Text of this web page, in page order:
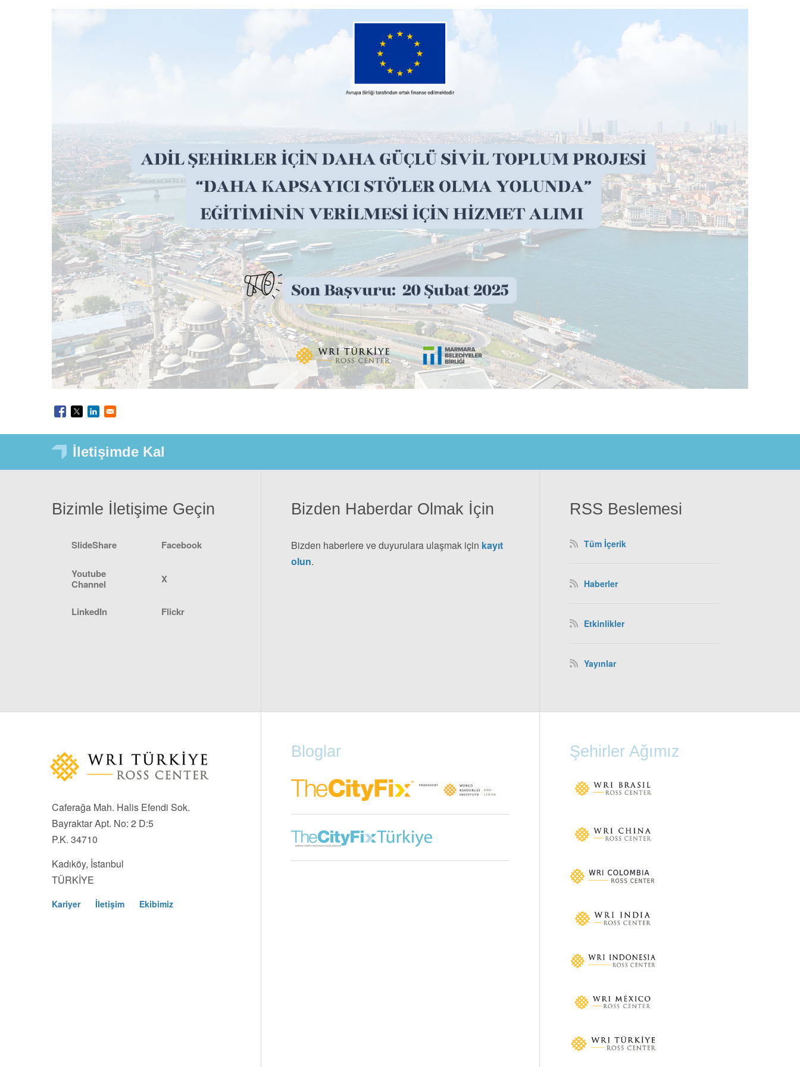
İletişimde Kal
RSS Beslemesi
Tüm İçerik
Haberler
Etkinlikler
Yayınlar
Bizden Haberdar Olmak İçin
Bizden haberlere ve duyurulara ulaşmak için kayıt
olun.
Bizimle İletişime Geçin
SlideShare Facebook
Youtube
Channel
X
LinkedIn Flickr
Bloglar Şehirler Ağımız
Caferağa Mah. Halis Efendi Sok.
Bayraktar Apt. No: 2 D:5
P.K. 34710
Kadıköy, İstanbul
TÜRKİYE
Kariyer İletişim Ekibimiz